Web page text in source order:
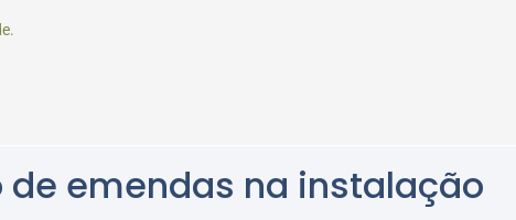
emendas na instalação